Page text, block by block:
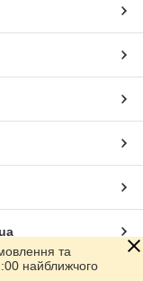
та
найближчого